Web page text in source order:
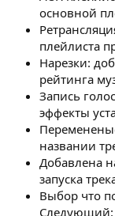
основной
плейлиста
Нарезки:
рейтинга
Запись
эффекты
названии
Добавлена
запуска
Выбор что
Следующий: